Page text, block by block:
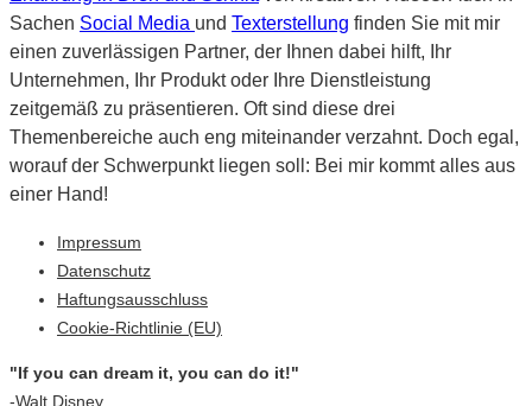
Sachen Social Media und Texterstellung finden Sie mit mir
einen zuverlässigen Partner, der Ihnen dabei hilft, Ihr
Unternehmen, Ihr Produkt oder Ihre Dienstleistung
zeitgemäß zu präsentieren. Oft sind diese drei
Themenbereiche auch eng miteinander verzahnt. Doch egal,
worauf der Schwerpunkt liegen soll: Bei mir kommt alles aus
einer Hand!
Impressum
Datenschutz
Haftungsausschluss
Cookie-Richtlinie (EU)
"If you can dream it, you can do it!"
-Walt Disney